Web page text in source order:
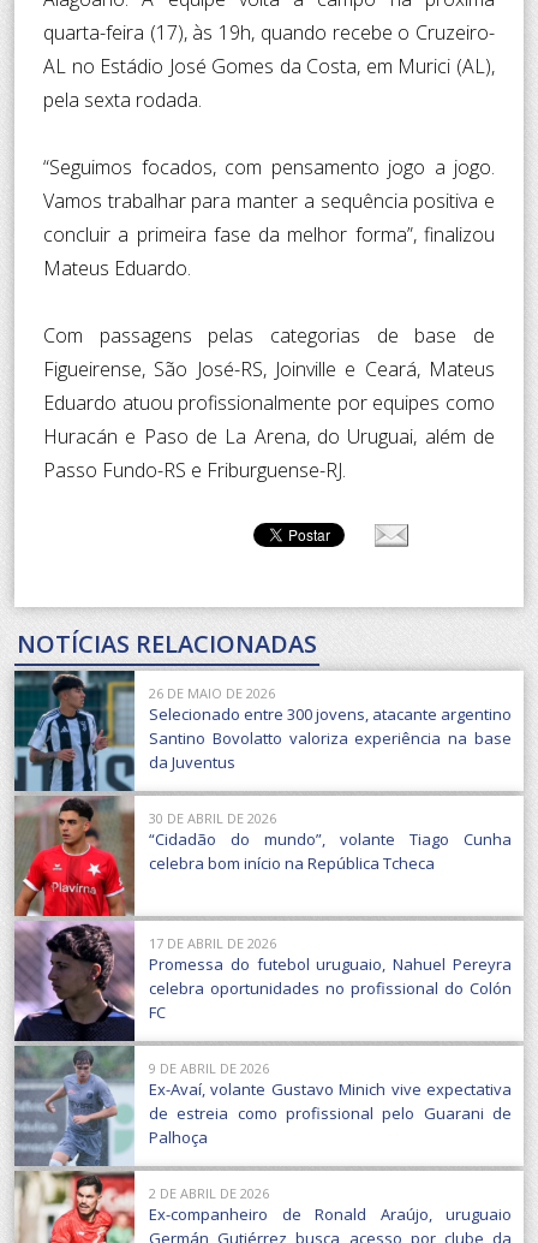
quarta-feira (17), às 19h, quando recebe o Cruzeiro-
AL no Estádio José Gomes da Costa, em Murici (AL),
pela sexta rodada.
“Seguimos focados, com pensamento jogo a jogo.
Vamos trabalhar para manter a sequência positiva e
concluir a primeira fase da melhor forma”, finalizou
Mateus Eduardo.
Com passagens pelas categorias de base de
Figueirense, São José-RS, Joinville e Ceará, Mateus
Eduardo atuou profissionalmente por equipes como
Huracán e Paso de La Arena, do Uruguai, além de
Passo Fundo-RS e Friburguense-RJ.
NOTÍCIAS RELACIONADAS
26 DE MAIO DE 2026
Selecionado entre 300 jovens, atacante argentino
Santino Bovolatto valoriza experiência na base
da Juventus
30 DE ABRIL DE 2026
“Cidadão do mundo”, volante Tiago Cunha
celebra bom início na República Tcheca
17 DE ABRIL DE 2026
Promessa do futebol uruguaio, Nahuel Pereyra
celebra oportunidades no profissional do Colón
FC
9 DE ABRIL DE 2026
Ex-Avaí, volante Gustavo Minich vive expectativa
de estreia como profissional pelo Guarani de
Palhoça
2 DE ABRIL DE 2026
Ex-companheiro de Ronald Araújo, uruguaio
Germán Gutiérrez busca acesso por clube da